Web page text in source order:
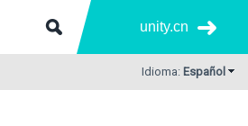
unity.cn
Idioma: Español